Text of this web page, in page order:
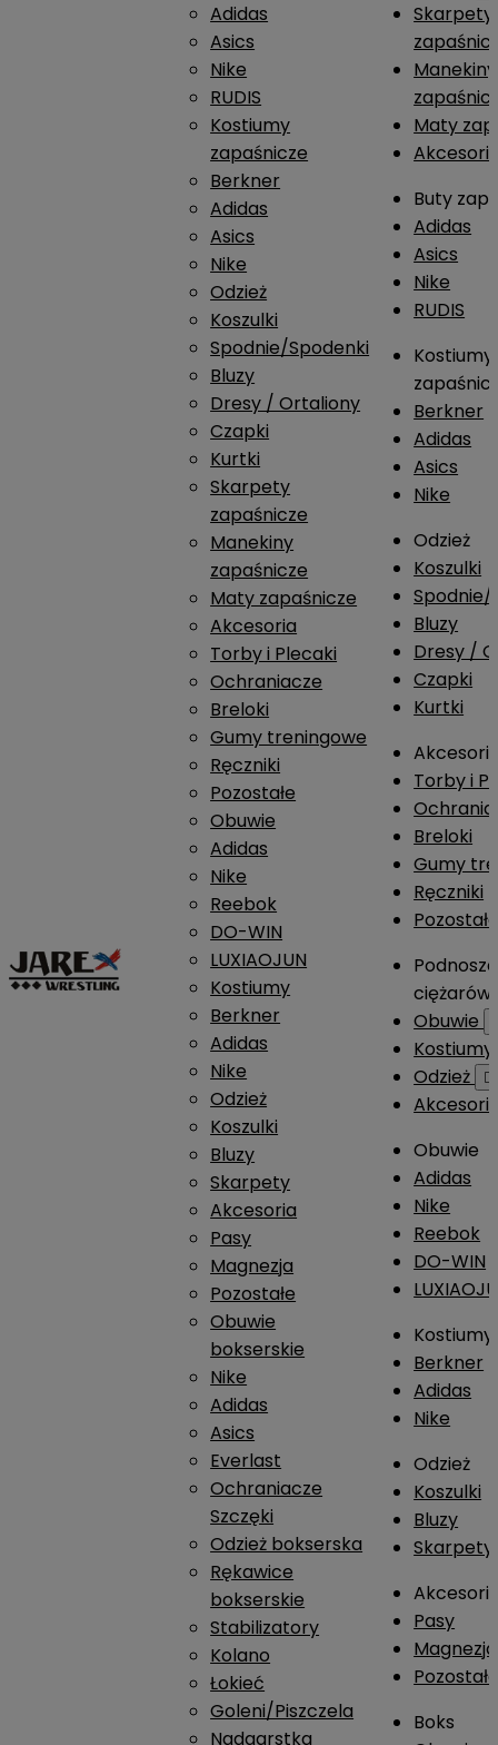
Adidas
Asics
Nike
RUDIS
Kostiumy
zapaśnicze
Berkner
Adidas
Asics
Nike
Odzież
Koszulki
Spodnie/Spodenki
Bluzy
Dresy / Ortaliony
Czapki
Kurtki
Skarpety
zapaśnicze
Manekiny
zapaśnicze
Maty zapaśnicze
Akcesoria
Torby i Plecaki
Ochraniacze
Breloki
Gumy treningowe
Ręczniki
Pozostałe
Obuwie
Adidas
Nike
Reebok
DO-WIN
LUXIAOJUN
Kostiumy
Berkner
Adidas
Nike
Odzież
Koszulki
Bluzy
Skarpety
Akcesoria
Pasy
Magnezja
Pozostałe
Obuwie
bokserskie
Nike
Adidas
Asics
Everlast
Ochraniacze
Szczęki
Odzież bokserska
Rękawice
bokserskie
Stabilizatory
Kolano
Łokieć
Goleni/Piszczela
Nadgarstka
Skarpety
Manekiny
Maty
Buty
Adidas
Asics
Nike
RUDIS
Kostiumy
Berkner
Adidas
Asics
Nike
Odzież
Koszulki
Spodnie/
Bluzy
Dresy /
Czapki
Kurtki
Torby i
Breloki
Gumy
Ręczniki
ciężarów
Obuwie
Kostiumy
Odzież

Obuwie
Adidas
Nike
Reebok
DO-WIN
Kostiumy
Berkner
Adidas
Nike
Odzież
Koszulki
Bluzy
Skarpety
Pasy
Magnezja
Boks